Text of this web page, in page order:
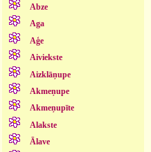
Abze
Aga
Aģe
Aiviekste
Aizklāņupe
Akmeņupe
Akmeņupīte
Alakste
Ālave